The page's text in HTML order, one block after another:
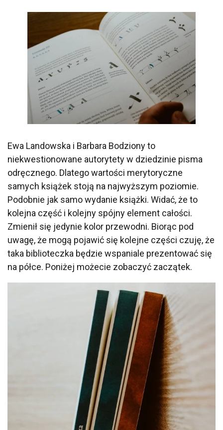
Ewa Landowska i Barbara Bodziony to
niekwestionowane autorytety w dziedzinie pisma
odręcznego. Dlatego wartości merytoryczne
samych książek stoją na najwyższym poziomie.
Podobnie jak samo wydanie książki. Widać, że to
kolejna część i kolejny spójny element całości.
Zmienił się jedynie kolor przewodni. Biorąc pod
uwagę, że mogą pojawić się kolejne części czuję, że
taka biblioteczka będzie wspaniale prezentować się
na półce. Poniżej możecie zobaczyć zaczątek.